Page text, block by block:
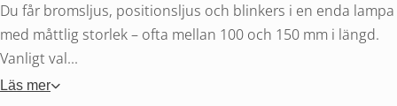
Du får bromsljus, positionsljus och blinkers i en enda lampa
med måttlig storlek – ofta mellan 100 och 150 mm i längd.
Vanligt val...
Läs mer